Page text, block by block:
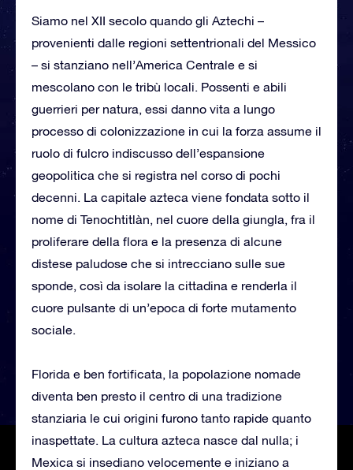
Siamo nel XII secolo quando gli Aztechi –
provenienti dalle regioni settentrionali del Messico
– si stanziano nell’America Centrale e si
mescolano con le tribù locali. Possenti e abili
guerrieri per natura, essi danno vita a lungo
processo di colonizzazione in cui la forza assume il
ruolo di fulcro indiscusso dell’espansione
geopolitica che si registra nel corso di pochi
decenni. La capitale azteca viene fondata sotto il
nome di Tenochtitlàn, nel cuore della giungla, fra il
proliferare della flora e la presenza di alcune
distese paludose che si intrecciano sulle sue
sponde, così da isolare la cittadina e renderla il
cuore pulsante di un’epoca di forte mutamento
sociale.
Florida e ben fortificata, la popolazione nomade
diventa ben presto il centro di una tradizione
stanziaria le cui origini furono tanto rapide quanto
inaspettate. La cultura azteca nasce dal nulla; i
Mexica si insediano velocemente e iniziano a